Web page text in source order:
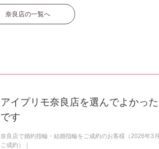
奈良店の一覧へ
アイプリモ奈良店を選んでよかった
です
奈良店で婚約指輪・結婚指輪をご成約のお客様（2026年3月
ご成約）